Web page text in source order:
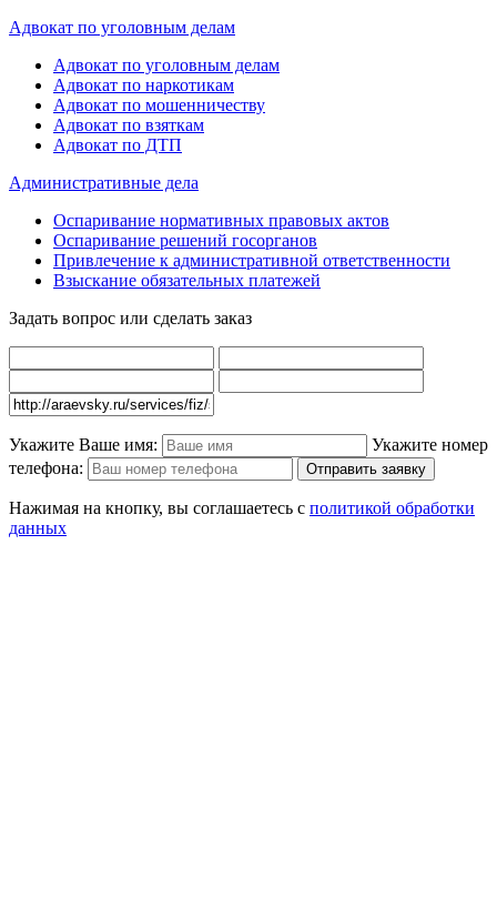
Адвокат по уголовным делам
Адвокат по уголовным делам
Адвокат по наркотикам
Адвокат по мошенничеству
Адвокат по взяткам
Адвокат по ДТП
Административные дела
Оспаривание нормативных правовых актов
Оспаривание решений госорганов
Привлечение к административной ответственности
Взыскание обязательных платежей
Задать вопрос или сделать заказ
Укажите Ваше имя:
Укажите номер
телефона:
Нажимая на кнопку, вы соглашаетесь с политикой обработки
данных